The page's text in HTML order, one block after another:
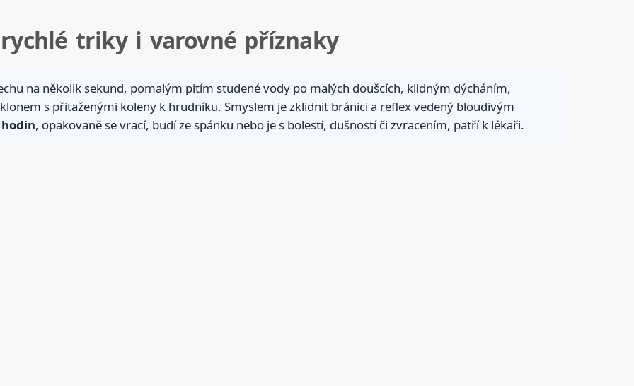
triky i varovné příznaky
na několik sekund, pomalým pitím studené vody po malých doušcích, klidným dýcháním,
s přitaženými koleny k hrudníku. Smyslem je zklidnit bránici a reflex vedený bloudivým
, opakovaně se vrací, budí ze spánku nebo je s bolestí, dušností či zvracením, patří k lékaři.